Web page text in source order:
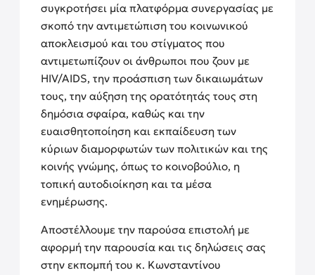
συγκροτήσει μία πλατφόρμα συνεργασίας με
σκοπό την αντιμετώπιση του κοινωνικού
αποκλεισμού και του στίγματος που
αντιμετωπίζουν οι άνθρωποι που ζουν με
HIV/AIDS, την προάσπιση των δικαιωμάτων
τους, την αύξηση της ορατότητάς τους στη
δημόσια σφαίρα, καθώς και την
ευαισθητοποίηση και εκπαίδευση των
κύριων διαμορφωτών των πολιτικών και της
κοινής γνώμης, όπως το κοινοβούλιο, η
τοπική αυτοδιοίκηση και τα μέσα
ενημέρωσης.
Αποστέλλουμε την παρούσα επιστολή με
αφορμή την παρουσία και τις δηλώσεις σας
στην εκπομπή του κ. Κωνσταντίνου